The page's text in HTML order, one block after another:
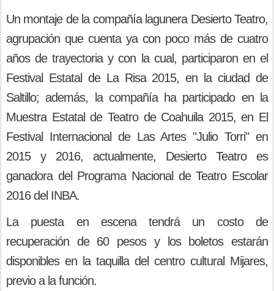
Un montaje de la compañía lagunera Desierto Teatro,
agrupación que cuenta ya con poco más de cuatro
años de trayectoria y con la cual, participaron en el
Festival Estatal de La Risa 2015, en la ciudad de
Saltillo; además, la compañía ha participado en la
Muestra Estatal de Teatro de Coahuila 2015, en El
Festival Internacional de Las Artes "Julio Torri" en
2015 y 2016, actualmente, Desierto Teatro es
ganadora del Programa Nacional de Teatro Escolar
2016 del INBA.
La puesta en escena tendrá un costo de
recuperación de 60 pesos y los boletos estarán
disponibles en la taquilla del centro cultural Mijares,
previo a la función.